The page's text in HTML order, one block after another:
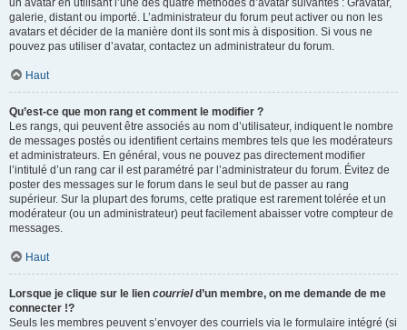
un avatar en utilisant l’une des quatre méthodes d’avatar suivantes : Gravatar,
galerie, distant ou importé. L’administrateur du forum peut activer ou non les
avatars et décider de la manière dont ils sont mis à disposition. Si vous ne
pouvez pas utiliser d’avatar, contactez un administrateur du forum.
Haut
Qu’est-ce que mon rang et comment le modifier ?
Les rangs, qui peuvent être associés au nom d’utilisateur, indiquent le nombre
de messages postés ou identifient certains membres tels que les modérateurs
et administrateurs. En général, vous ne pouvez pas directement modifier
l’intitulé d’un rang car il est paramétré par l’administrateur du forum. Évitez de
poster des messages sur le forum dans le seul but de passer au rang
supérieur. Sur la plupart des forums, cette pratique est rarement tolérée et un
modérateur (ou un administrateur) peut facilement abaisser votre compteur de
messages.
Haut
Lorsque je clique sur le lien courrield’un membre, on me demande de me
connecter !?
Seuls les membres peuvent s’envoyer des courriels via le formulaire intégré (si